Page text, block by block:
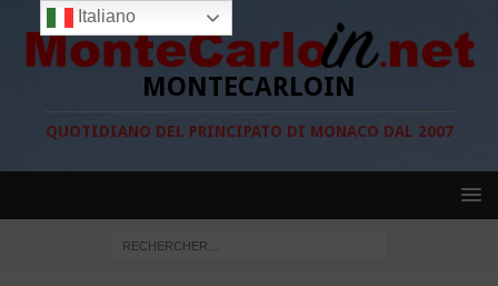
MONTECARLOIN
QUOTIDIANO DEL PRINCIPATO DI MONACO DAL 2007
Italiano